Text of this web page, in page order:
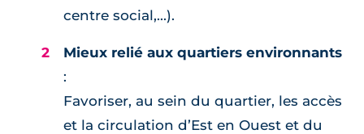
centre social,...).
Mieux relié aux quartiers environnants
:
Favoriser, au sein du quartier, les accès
et la circulation d’Est en Ouest et du